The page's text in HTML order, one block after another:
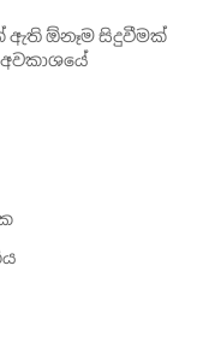
ඇති ඕනෑම සිදුවීමක්